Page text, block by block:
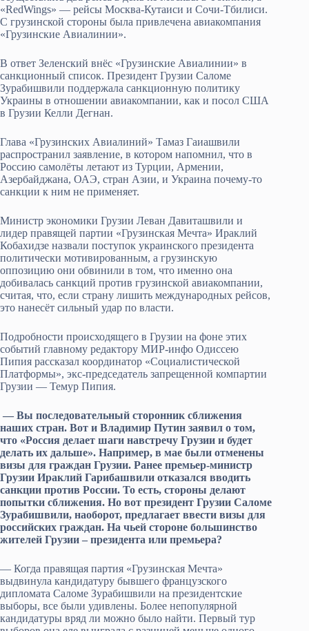
«RedWings» — рейсы Москва-Кутаиси и Сочи-Тбилиси.
С грузинской стороны была привлечена авиакомпания
«Грузинские Авиалинии».
В ответ Зеленский внёс «Грузинские Авиалинии» в
санкционный список. Президент Грузии Саломе
Зурабишвили поддержала санкционную политику
Украины в отношении авиакомпании, как и посол США
в Грузии Келли Дегнан.
Глава «Грузинских Авиалиний» Тамаз Гаиашвили
распространил заявление, в котором напомнил, что в
Россию самолёты летают из Турции, Армении,
Азербайджана, ОАЭ, стран Азии, и Украина почему-то
санкции к ним не применяет.
Министр экономики Грузии Леван Давиташвили и
лидер правящей партии «Грузинская Мечта» Ираклий
Кобахидзе назвали поступок украинского президента
политически мотивированным, а грузинскую
оппозицию они обвинили в том, что именно она
добивалась санкций против грузинской авиакомпании,
считая, что, если страну лишить международных рейсов,
это нанесёт сильный удар по власти.
Подробности происходящего в Грузии на фоне этих
событий главному редактору МИР-инфо Одиссею
Пипия рассказал координатор «Социалистической
Платформы», экс-председатель запрещенной компартии
Грузии — Темур Пипия.
— Вы последовательный сторонник сближения
наших стран. Вот и Владимир Путин заявил о том,
что «Россия делает шаги навстречу Грузии и будет
делать их дальше». Например, в мае были отменены
визы для граждан Грузии. Ранее премьер-министр
Грузии Ираклий Гарибашвили отказался вводить
санкции против России. То есть, стороны делают
попытки сближения. Но вот президент Грузии Саломе
Зурабишвили, наоборот, предлагает ввести визы для
российских граждан. На чьей стороне большинство
жителей Грузии – президента или премьера?
— Когда правящая партия «Грузинская Мечта»
выдвинула кандидатуру бывшего французского
дипломата Саломе Зурабишвили на президентские
выборы, все были удивлены. Более непопулярной
кандидатуры вряд ли можно было найти. Первый тур